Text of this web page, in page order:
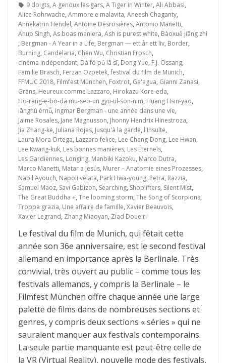
9 doigts, A genoux les gars, A Tiger in Winter, Ali Abbasi,
Alice Rohrwache, Ammore e malavita, Aneesh Chaganty,
Annekatrin Hendel, Antoine Desrosières, Antonio Manetti,
Anup Singh, As boas maniera, Ash is purest white, Bàoxuě jiāng zhì
, Bergman - A Year in a Life, Bergman — ett år ett liv, Border,
Burning, Candelaria, Chen Wu, Christian Frosch,
cinéma indépendant, Dà fó pǔ lā sī, Dong Yue, F.J. Ossang,
Familie Brasch, Ferzan Ozpetek, festival du film de Munich,
FFMUC 2018, Filmfest München, Foxtrot, Ga'agua, Gianni Zanasi,
Gräns, Heureux comme Lazzaro, Hirokazu Kore-eda,
Ho-rang-e-bo-da mu-seo-un gyu-ul-son-nim, Huang Hsin-yao,
iānghú érnǚ, Ingmar Bergman - une année dans une vie,
Jaime Rosales, Jane Magnusson, Jhonny Hendrix Hinestroza,
Jia Zhang-ke, Juliana Rojas, Jusqu'à la garde, l'Insulte,
Laura Mora Ortega, Lazzaro felice, Lee Chang-Dong, Lee Hwan,
Lee Kwang-kuk, Les bonnes manières, Les Éternels,
Les Gardiennes, Longing, Manbiki Kazoku, Marco Dutra,
Marco Manetti, Matar a Jesús, Murer – Anatomie eines Prozesses,
Nabil Ayouch, Napoli velata, Park Hwa-young, Petra, Razzia,
Samuel Maoz, Savi Gabizon, Searching, Shoplifters, Silent Mist,
The Great Buddha +, The looming storm, The Song of Scorpions,
Troppa grazia, Une affaire de famille, Xavier Beauvois,
Xavier Legrand, Zhang Miaoyan, Ziad Doueiri
Le festival du film de Munich, qui fêtait cette
année son 36e anniversaire, est le second festival
allemand en importance après la Berlinale. Très
convivial, très ouvert au public – comme tous les
festivals allemands, y compris la Berlinale – le
Filmfest München offre chaque année une large
palette de films dans de nombreuses sections et
genres, y compris deux sections « séries » qui ne
sauraient manquer aux festivals contemporains.
La seule partie manquante est peut-être celle de
la VR (Virtual Reality), nouvelle mode des festivals,